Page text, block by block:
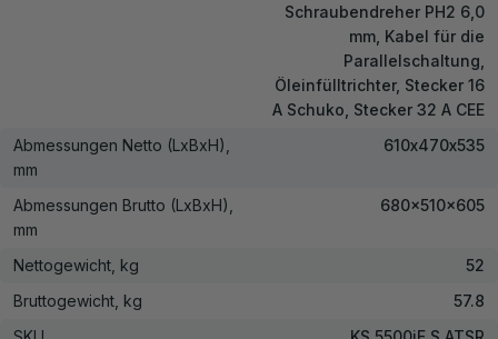
Schraubendreher PH2 6,0
mm, Kabel für die
Parallelschaltung,
Öleinfülltrichter, Stecker 16
A Schuko, Stecker 32 A CEE
Abmessungen Netto (LxBxH),
mm
610х470х535
Abmessungen Brutto (LxBxH),
mm
680x510x605
Nettogewicht, kg
52
Bruttogewicht, kg
57.8